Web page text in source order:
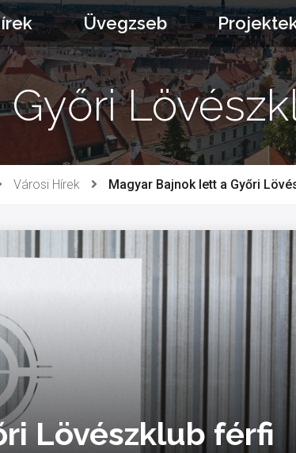
Üvegzseb
Városi Hírek Magyar Bajnok lett a Győri
Lövészklub férfi